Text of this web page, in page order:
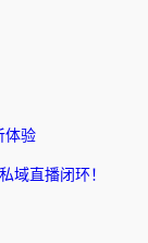
体验
域直播闭环！